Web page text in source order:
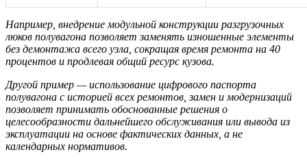
Например, внедрение модульной конструкции разгрузочных
люков полувагона позволяет заменять изношенные элементы
без демонтажа всего узла, сокращая время ремонта на 40
процентов и продлевая общий ресурс кузова.
Другой пример — использование цифрового паспорта
полувагона с историей всех ремонтов, замен и модернизаций
позволяет принимать обоснованные решения о
целесообразности дальнейшего обслуживания или вывода из
эксплуатации на основе фактических данных, а не
календарных нормативов.